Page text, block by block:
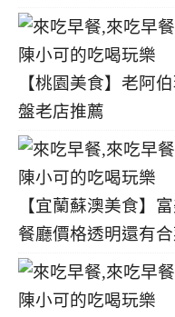
【桃園美食】老阿
盤老店推薦
【宜蘭蘇澳美食】
餐廳價格透明還有